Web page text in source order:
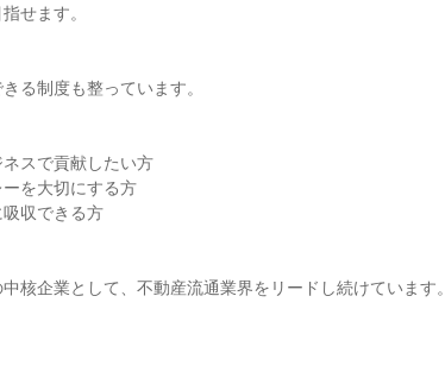
せます。
る制度も整っています。
スで貢献したい方
を大切にする方
吸収できる方
核企業として、不動産流通業界をリードし続けています。